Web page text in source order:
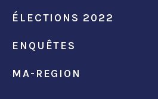
ÉLECTIONS 2022
ENQUÊTES
MA-REGION